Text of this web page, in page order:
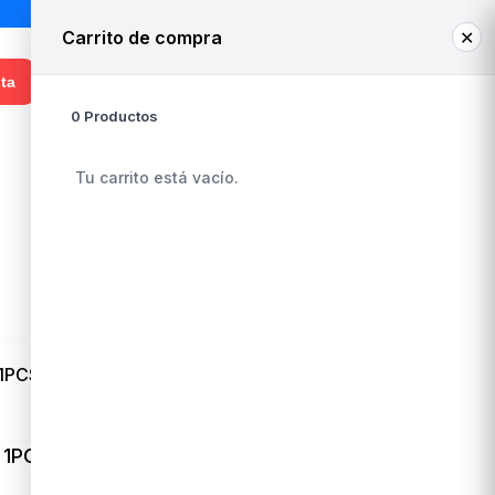
¡Hola! Ingresa o regístrate
Carrito de compra ✕
0 Productos
Tu carrito está vacío.